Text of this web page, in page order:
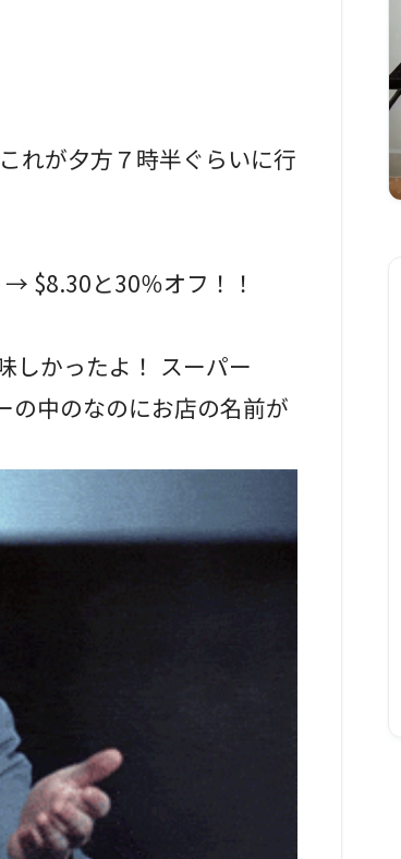
れが夕方７時半ぐらいに行
→ $8.30と30％オフ！！
しかったよ！ スーパー
の中のなのにお店の名前が